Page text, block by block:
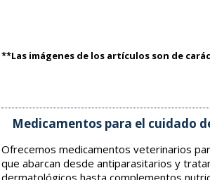
**Las imágenes de los artículos son de
Medicamentos para el cuidado
Ofrecemos medicamentos veterinarios
que abarcan desde antiparasitarios y
dermatológicos hasta complementos